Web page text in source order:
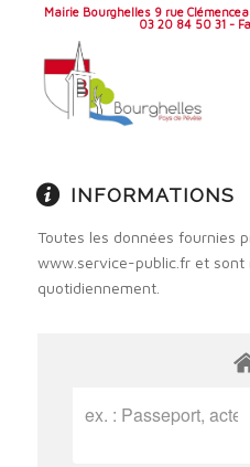
Mairie Bourghelles 9 rue
03 20 84 50 31 -
INFORMATIONS
Toutes les données fournies
www.service-public.fr et sont
quotidiennement.